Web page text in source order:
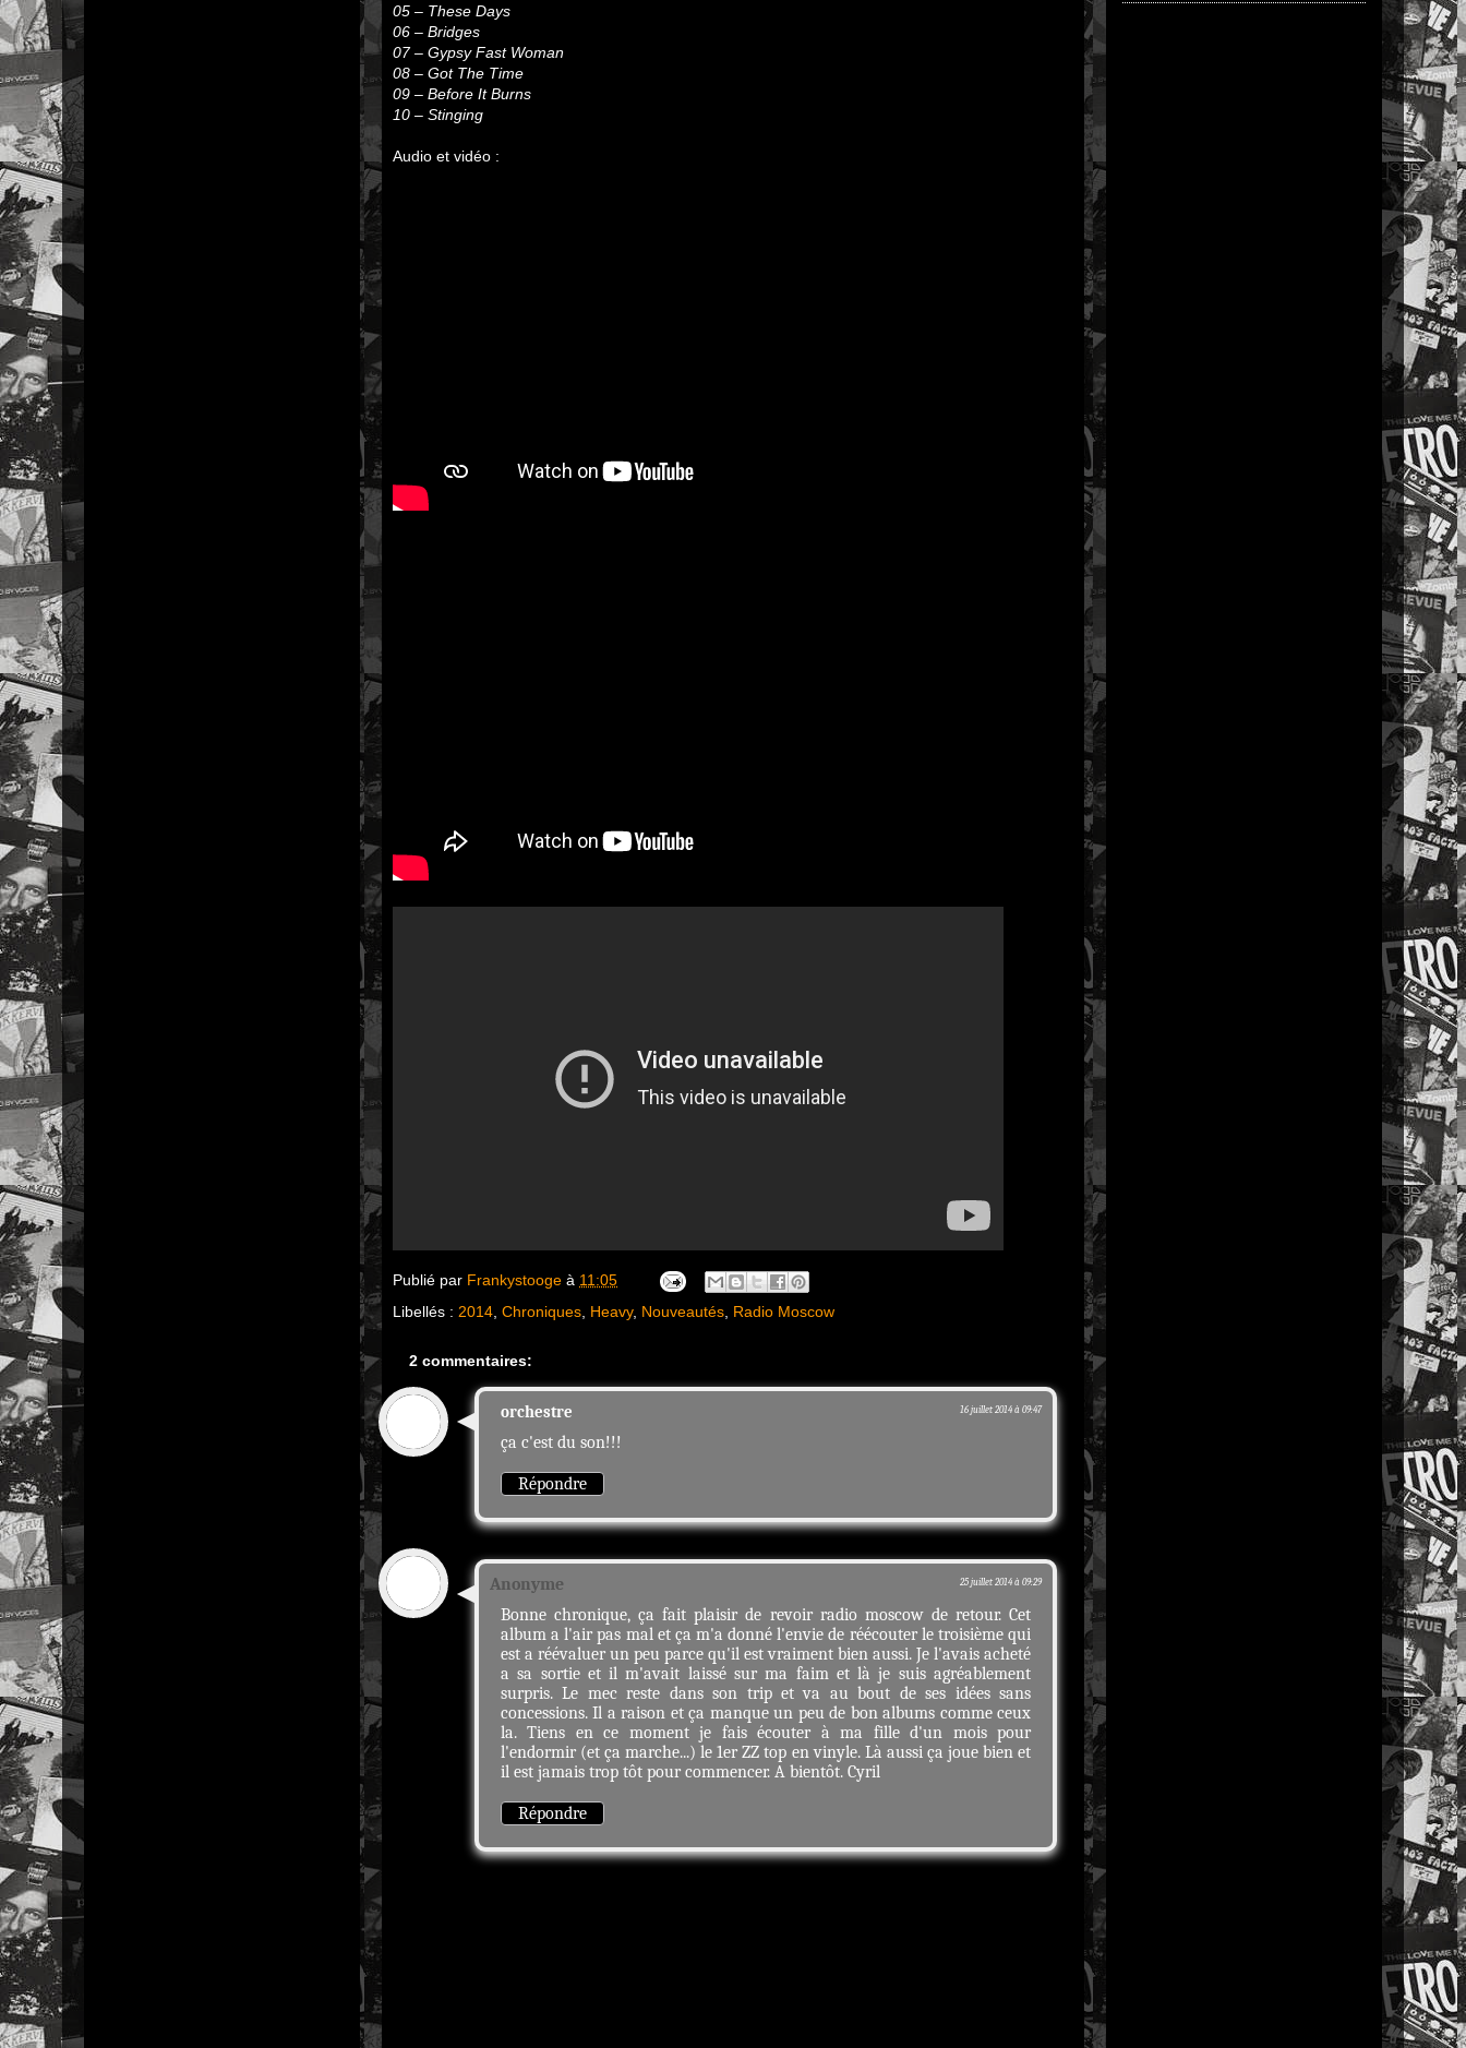
05 – These Days
06 – Bridges
07 – Gypsy Fast Woman
08 – Got The Time
09 – Before It Burns
10 – Stinging
Audio et vidéo :
Publié par Frankystooge à 11:05
Libellés : 2014 Chroniques Heavy, Nouveautés Radio Moscow
2 commentaires:
orchestre 16 juillet 2014 à 09:47
ça c'est du son!!!
Répondre
Anonyme 25 juillet 2014 à 09:29
Bonne chronique, ça fait plaisir de revoir radio moscow de retour. Cet
album a l'air pas mal et ça m'a donné l'envie de réécouter le troisième qui
est a réévaluer un peu parce qu'il est vraiment bien aussi. Je l'avais acheté
a sa sortie et il m'avait laissé sur ma faim et là je suis agréablement
surpris. Le mec reste dans son trip et va au bout de ses idées sans
concessions. Il a raison et ça manque un peu de bon albums comme ceux
la. Tiens en ce moment je fais écouter à ma fille d'un mois pour
l'endormir (et ça marche...) le 1er ZZ top en vinyle. Là aussi ça joue bien et
il est jamais trop tôt pour commencer. A bientôt. Cyril
Répondre